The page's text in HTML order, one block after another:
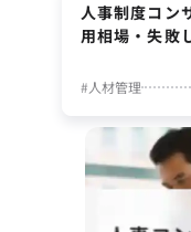
人事制度コン
用相場・失敗
#人材管理